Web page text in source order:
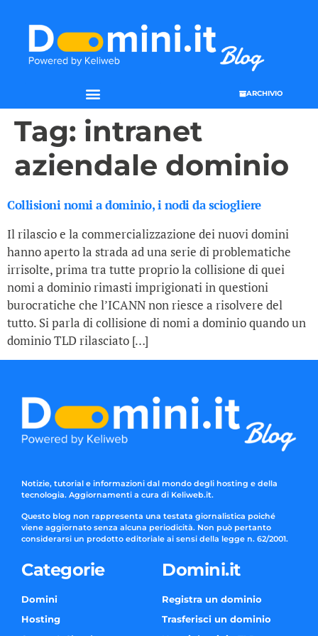
ARCHIVIO
Tag: intranet
aziendale dominio
Collisioni nomi a dominio, i nodi da sciogliere
Il rilascio e la commercializzazione dei nuovi domini
hanno aperto la strada ad una serie di problematiche
irrisolte, prima tra tutte proprio la collisione di quei
nomi a dominio rimasti imprigionati in questioni
burocratiche che l’ICANN non riesce a risolvere del
tutto. Si parla di collisione di nomi a dominio quando un
dominio TLD rilasciato […]
Notizie, tutorial e informazioni dal mondo degli hosting e della
tecnologia. Aggiornamenti a cura di Keliweb.it.
Questo blog non rappresenta una testata giornalistica poiché
viene aggiornato senza alcuna periodicità. Non può pertanto
considerarsi un prodotto editoriale ai sensi della legge n. 62/2001.
Categorie
Domini
Hosting
Domini.it
Registra un dominio
Trasferisci un dominio